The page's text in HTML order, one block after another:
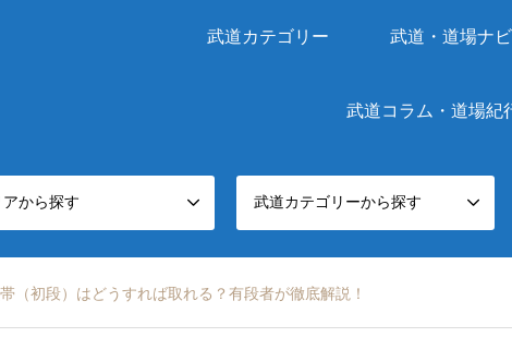
武道カテゴリー 武道・道場ナ
武道コラム・道場紀
アから探す 武道カテゴリーから探す
（初段）はどうすれば取れる？有段者が徹底解説！